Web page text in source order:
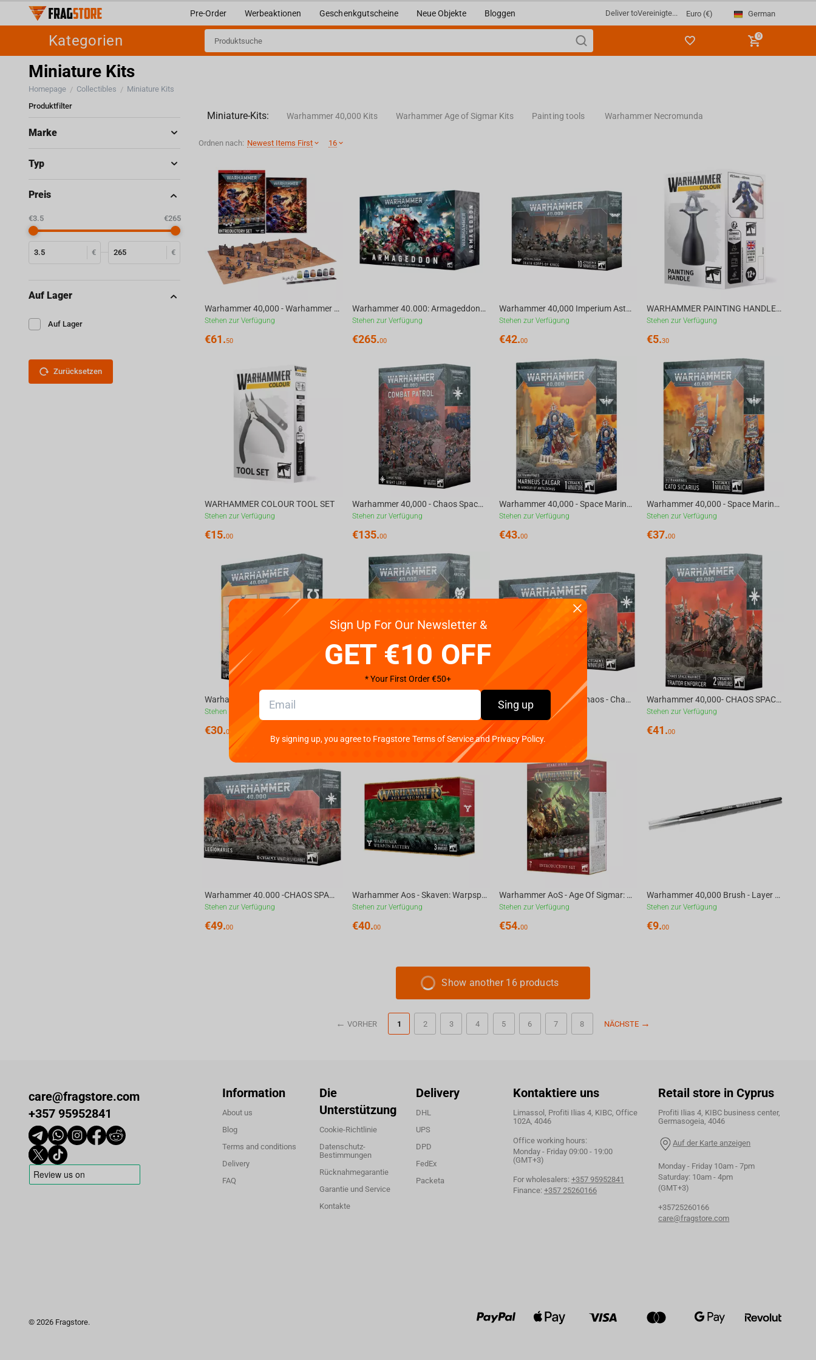
Pre-Order Werbeaktionen Geschenkgutscheine Neue Objekte Bloggen Deliver toVereinigte... Euro (€) German
Kategorien 0
Miniature Kits
Homepage / Collectibles / Miniature Kits
Miniature-Kits: Warhammer 40,000 Kits Warhammer Age of Sigmar Kits Painting tools Warhammer Necromunda
Ordnen nach: Newest Items First 16
Warhammer 40,000 - Warhammer 40000: Introductory Set (Eng) New
Stehen zur Verfügung
€61.50
Warhammer 40.000: Armageddon (English) – Launch Box 11 Edition
Stehen zur Verfügung
€265.00
Warhammer 40,000 Imperium Astra Militarum: Death Korps of Krieg
Stehen zur Verfügung
€42.00
WARHAMMER PAINTING HANDLE (MK3) 1unit
Stehen zur Verfügung
€5.30
WARHAMMER COLOUR TOOL SET
Stehen zur Verfügung
€15.00
Warhammer 40,000 - Chaos Space Marines Combat Patrol: Night Lords
Stehen zur Verfügung
€135.00
Warhammer 40,000 - Space Marines - Ultramarines CALGAR IN ARMOUR OF ANTILOCHUS
Stehen zur Verfügung
€43.00
Warhammer 40,000 - Space Marines - Ultramarines CATO SICARIUS
Stehen zur Verfügung
€37.00
Stehen zur Verfügung
€30.00
Warhammer 40,000 - Chaos - Chaos Space Marines TRAITOR GUARDSMEN SQUAD
Stehen zur Verfügung
00
Warhammer 40,000- CHAOS SPACE MARINES: TRAITOR ENFORCER
Stehen zur Verfügung
€41.00
Warhammer 40.000 -CHAOS SPACE MARINES: LEGIONARIES
Stehen zur Verfügung
€49.00
Warhammer Aos - Skaven: Warpspark Weapon Battery
Stehen zur Verfügung
€40.00
Warhammer AoS - Age Of Sigmar: Introductory Set (Eng)
Stehen zur Verfügung
€54.00
Warhammer 40,000 Brush - Layer - Citadel Medium Layer Brush 1 unit
Stehen zur Verfügung
€9.00
Show another 16 products
VORHER 1 2 3 4 5 6 7 8 NÄCHSTE
Produktfilter
Marke
Typ
Preis
€ €
‎€3.5 ‎€265
Auf Lager
Auf Lager
Zurücksetzen
care@fragstore.com
+357 95952841
Information
About us
Blog
Terms and conditions
Delivery
FAQ
Die
Unterstützung
Cookie-Richtlinie
Datenschutz-
Bestimmungen
Rücknahmegarantie
Garantie und Service
Kontakte
Delivery
DHL
UPS
DPD
FedEx
Packeta
Kontaktiere uns
Limassol, Profiti Ilias 4, KIBC, Office
102A, 4046
Office working hours:
Monday - Friday 09:00 - 19:00
(GMT+3)
For wholesalers: +357 95952841
Finance: +357 25260166
Retail store in Cyprus
Profiti Ilias 4, KIBC business center,
Germasogeia, 4046
Auf der Karte anzeigen
Monday - Friday 10am - 7pm
Saturday: 10am - 4pm
(GMT+3)
+35725260166
care@fragstore.com
Sign Up For Our Newsletter &
GET €10 OFF
* Your First Order €50+
Sing up
By signing up, you agree to Fragstore Terms of Service and Privacy Policy.
© 2026 Fragstore.